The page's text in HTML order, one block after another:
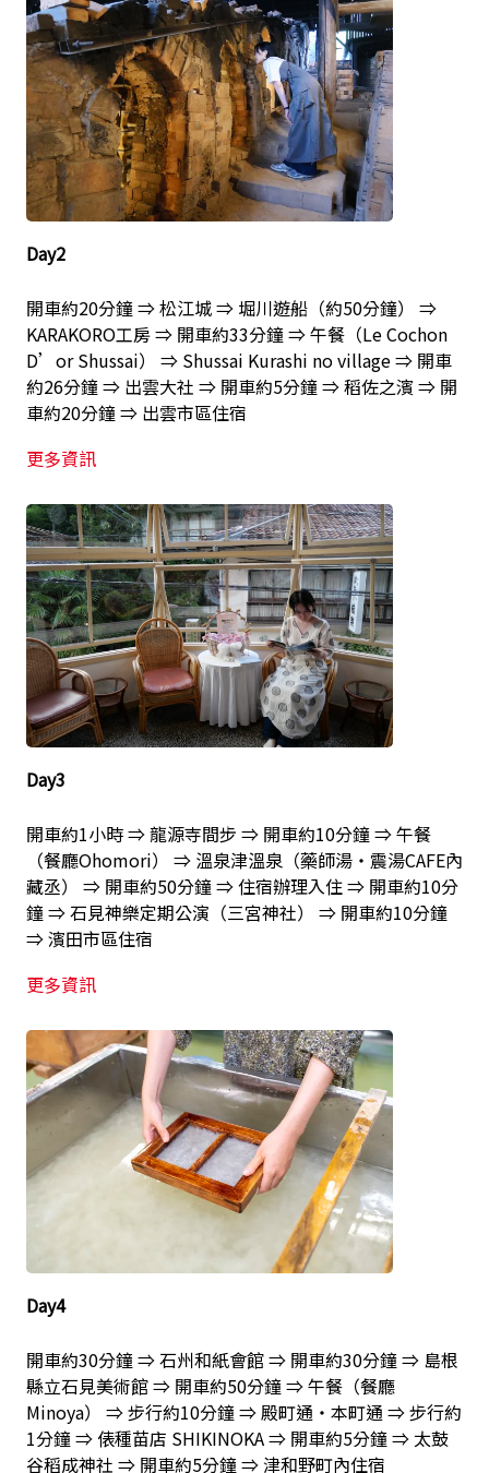
Day2
開車約20分鐘 ⇒ 松江城 ⇒ 堀川遊船（約50分鐘） ⇒
KARAKORO工房 ⇒ 開車約33分鐘 ⇒ 午餐（Le Cochon
D’or Shussai） ⇒ Shussai Kurashi no village ⇒ 開車
約26分鐘 ⇒ 出雲大社 ⇒ 開車約5分鐘 ⇒ 稻佐之濱 ⇒ 開
車約20分鐘 ⇒ 出雲市區住宿
更多資訊
Day3
開車約1小時 ⇒ 龍源寺間步 ⇒ 開車約10分鐘 ⇒ 午餐
（餐廳Ohomori） ⇒ 溫泉津溫泉（藥師湯・震湯CAFE內
藏丞） ⇒ 開車約50分鐘 ⇒ 住宿辦理入住 ⇒ 開車約10分
鐘 ⇒ 石見神樂定期公演（三宮神社） ⇒ 開車約10分鐘
⇒ 濱田市區住宿
更多資訊
Day4
開車約30分鐘 ⇒ 石州和紙會館 ⇒ 開車約30分鐘 ⇒ 島根
縣立石見美術館 ⇒ 開車約50分鐘 ⇒ 午餐（餐廳
Minoya） ⇒ 步行約10分鐘 ⇒ 殿町通・本町通 ⇒ 步行約
1分鐘 ⇒ 俵種苗店 SHIKINOKA ⇒ 開車約5分鐘 ⇒ 太鼓
谷稻成神社 ⇒ 開車約5分鐘 ⇒ 津和野町內住宿